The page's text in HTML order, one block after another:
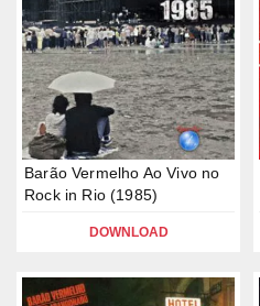
Barão Vermelho Ao Vivo no
Rock in Rio (1985)
DOWNLOAD